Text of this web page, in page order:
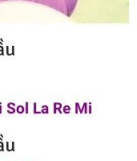
Sol La Re Mi